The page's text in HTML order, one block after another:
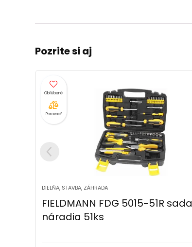
Pozrite si aj
Porovnať
DIELŇA, STAVBA, ZÁHRADA
Okopávačka s násadou Profi, 2
hroty, 27 cm